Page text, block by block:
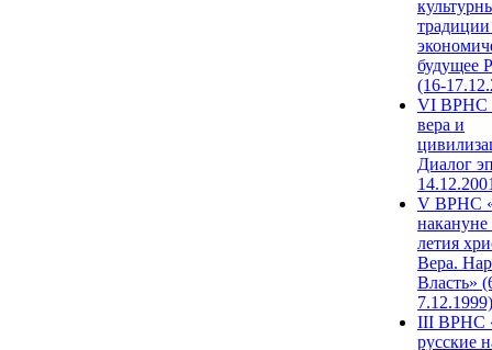
будущее
(16-
VI ВРНС
вера и
Диалог
V ВРНС
накануне
летия
Вера.
Власть»
7.12.1999)
III ВРНС
русские